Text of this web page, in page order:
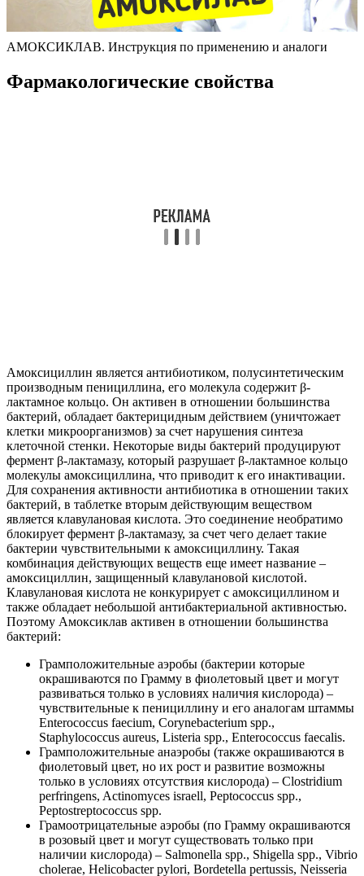
АМОКСИКЛАВ. Инструкция по применению и аналоги
Фармакологические свойства
Амоксициллин является антибиотиком, полусинтетическим
производным пенициллина, его молекула содержит β-
лактамное кольцо. Он активен в отношении большинства
бактерий, обладает бактерицидным действием (уничтожает
клетки микроорганизмов) за счет нарушения синтеза
клеточной стенки. Некоторые виды бактерий продуцируют
фермент β-лактамазу, который разрушает β-лактамное кольцо
молекулы амоксициллина, что приводит к его инактивации.
Для сохранения активности антибиотика в отношении таких
бактерий, в таблетке вторым действующим веществом
является клавулановая кислота. Это соединение необратимо
блокирует фермент β-лактамазу, за счет чего делает такие
бактерии чувствительными к амоксициллину. Такая
комбинация действующих веществ еще имеет название –
амоксициллин, защищенный клавулановой кислотой.
Клавулановая кислота не конкурирует с амоксициллином и
также обладает небольшой антибактериальной активностью.
Поэтому Амоксиклав активен в отношении большинства
бактерий:
Грамположительные аэробы (бактерии которые
окрашиваются по Грамму в фиолетовый цвет и могут
развиваться только в условиях наличия кислорода) –
чувствительные к пенициллину и его аналогам штаммы
Enterococcus faecium, Corynebacterium spp.,
Staphylococcus aureus, Listeria spp., Enterococcus faecalis.
Грамположительные анаэробы (также окрашиваются в
фиолетовый цвет, но их рост и развитие возможны
только в условиях отсутствия кислорода) – Clostridium
perfringens, Actinomyces israell, Peptococcus spp.,
Peptostreptococcus spp.
Грамоотрицательные аэробы (по Грамму окрашиваются
в розовый цвет и могут существовать только при
наличии кислорода) – Salmonella spp., Shigella spp., Vibrio
cholerae, Helicobacter pylori, Bordetella pertussis, Neisseria